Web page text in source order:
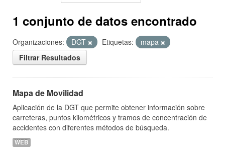
1 conjunto de datos encontrado
Organizaciones: DGT Etiquetas:
mapa
Filtrar Resultados
Mapa de Movilidad
Aplicación de la DGT que permite obtener información sobre
carreteras, puntos kilométricos y tramos de concentración de
accidentes con diferentes métodos de búsqueda.
WEB